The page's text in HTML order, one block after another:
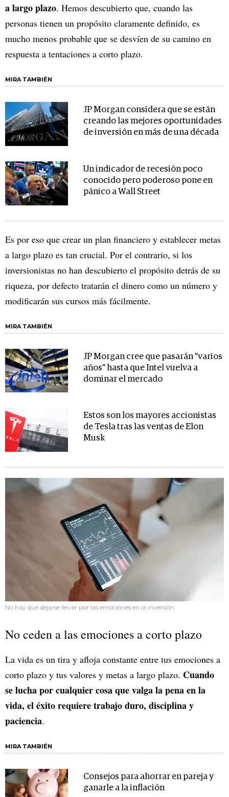
a largo plazo. Hemos descubierto que, cuando las
personas tienen un propósito claramente definido, es
mucho menos probable que se desvíen de su camino en
respuesta a tentaciones a corto plazo.
MIRA TAMBIÉN
JP Morgan considera que se están
creando las mejores oportunidades
de inversión en más de una década
Un indicador de recesión poco
conocido pero poderoso pone en
pánico a Wall Street
Es por eso que crear un plan financiero y establecer metas
a largo plazo es tan crucial. Por el contrario, si los
inversionistas no han descubierto el propósito detrás de su
riqueza, por defecto tratarán el dinero como un número y
modificarán sus cursos más fácilmente.
MIRA TAMBIÉN
JP Morgan cree que pasarán "varios
años" hasta que Intel vuelva a
dominar el mercado
Estos son los mayores accionistas
de Tesla tras las ventas de Elon
Musk
No hay que dejarse llevar por las emociones en la inversión.
No ceden a las emociones a corto plazo
La vida es un tira y afloja constante entre tus emociones a
corto plazo y tus valores y metas a largo plazo. Cuando
se lucha por cualquier cosa que valga la pena en la
vida, el éxito requiere trabajo duro, disciplina y
paciencia.
MIRA TAMBIÉN
Consejos para ahorrar en pareja y
ganarle a la inflación